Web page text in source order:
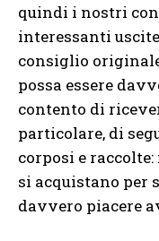
quindi i nostri
interessanti
consiglio
possa essere
contento di
particolare, di
corposi e
si acquistano per
davvero piacere